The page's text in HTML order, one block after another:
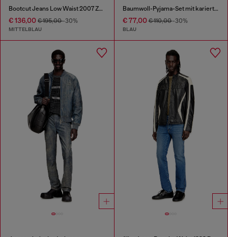
Bootcut Jeans Low Waist 2007 Zatiny
€ 136,00 € 195,00-30%
MITTELBLAU
Baumwoll-Pyjama-Set mit karierten Shorts
€ 77,00€ 110,00-30%
BLAU